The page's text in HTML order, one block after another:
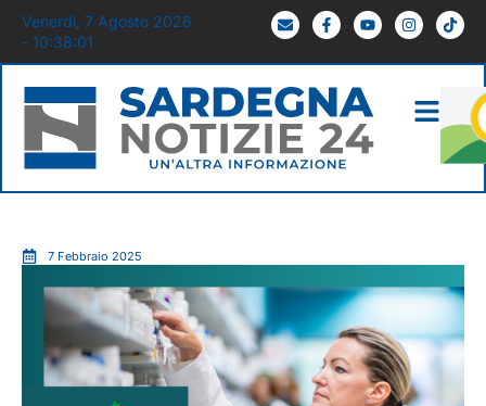
Venerdì, 7 Agosto 2026
- 10:38:02
7 Febbraio 2025